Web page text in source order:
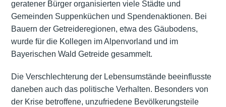
geratener Bürger organisierten viele Städte und
Gemeinden Suppenküchen und Spendenaktionen. Bei
Bauern der Getreideregionen, etwa des Gäubodens,
wurde für die Kollegen im Alpenvorland und im
Bayerischen Wald Getreide gesammelt.
Die Verschlechterung der Lebensumstände beeinflusste
daneben auch das politische Verhalten. Besonders von
der Krise betroffene, unzufriedene Bevölkerungsteile